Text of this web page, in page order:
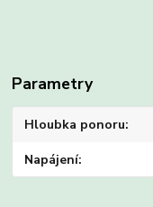
Parametry
Hloubka ponoru
Napájení